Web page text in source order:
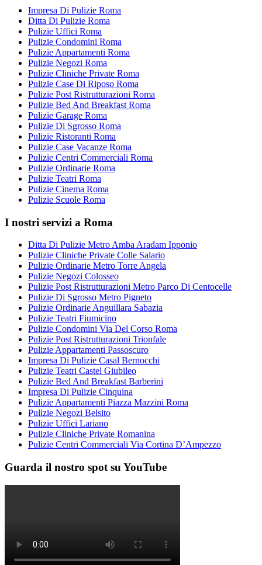
Impresa Di Pulizie Roma
Ditta Di Pulizie Roma
Pulizie Uffici Roma
Pulizie Condomini Roma
Pulizie Appartamenti Roma
Pulizie Negozi Roma
Pulizie Cliniche Private Roma
Pulizie Case Di Riposo Roma
Pulizie Post Ristrutturazioni Roma
Pulizie Bed And Breakfast Roma
Pulizie Garage Roma
Pulizie Di Sgrosso Roma
Pulizie Ristoranti Roma
Pulizie Case Vacanze Roma
Pulizie Centri Commerciali Roma
Pulizie Ordinarie Roma
Pulizie Teatri Roma
Pulizie Cinema Roma
Pulizie Scuole Roma
I nostri servizi a Roma
Ditta Di Pulizie Metro Amba Aradam Ipponio
Pulizie Cliniche Private Colle Salario
Pulizie Ordinarie Metro Torre Angela
Pulizie Negozi Colosseo
Pulizie Post Ristrutturazioni Metro Parco Di Centocelle
Pulizie Di Sgrosso Metro Pigneto
Pulizie Ordinarie Anguillara Sabazia
Pulizie Teatri Fiumicino
Pulizie Condomini Via Del Corso Roma
Pulizie Post Ristrutturazioni Trionfale
Pulizie Appartamenti Passoscuro
Impresa Di Pulizie Casal Bernocchi
Pulizie Teatri Castel Giubileo
Pulizie Bed And Breakfast Barberini
Impresa Di Pulizie Cinquina
Pulizie Appartamenti Piazza Mazzini Roma
Pulizie Negozi Belsito
Pulizie Uffici Lariano
Pulizie Cliniche Private Romanina
Pulizie Centri Commerciali Via Cortina D’Ampezzo
Guarda il nostro spot su YouTube